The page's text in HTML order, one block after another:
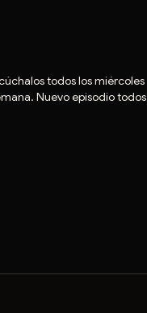
todos los miércoles
Nuevo episodio todos